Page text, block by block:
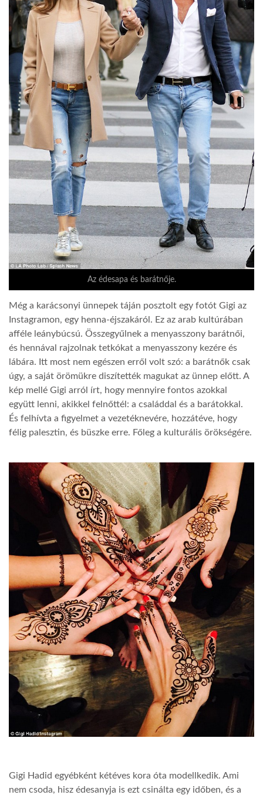
LATIMO.HU
GLOBOBOOK
Az édesapa és barátnője.
Még a karácsonyi ünnepek táján posztolt egy fotót Gigi az
Instagramon, egy henna-éjszakáról. Ez az arab kultúrában
afféle leánybúcsú. Összegyűlnek a menyasszony barátnői,
és hennával rajzolnak tetkókat a menyasszony kezére és
lábára. Itt most nem egészen erről volt szó: a barátnők csak
úgy, a saját örömükre diszítették magukat az ünnep előtt. A
kép mellé Gigi arról írt, hogy mennyire fontos azokkal
együtt lenni, akikkel felnőttél: a családdal és a barátokkal.
És felhívta a figyelmet a vezetéknevére, hozzátéve, hogy
félig palesztin, és büszke erre. Főleg a kulturális örökségére.
Gigi Hadid egyébként kétéves kora óta modellkedik. Ami
nem csoda, hisz édesanyja is ezt csinálta egy időben, és a